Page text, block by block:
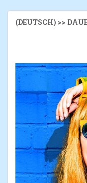
(DEUTSCH) >>